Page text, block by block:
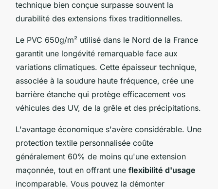
technique bien conçue surpasse souvent la
durabilité des extensions fixes traditionnelles.
Le PVC 650g/m² utilisé dans le Nord de la France
garantit une longévité remarquable face aux
variations climatiques. Cette épaisseur technique,
associée à la soudure haute fréquence, crée une
barrière étanche qui protège efficacement vos
véhicules des UV, de la grêle et des précipitations.
L'avantage économique s'avère considérable. Une
protection textile personnalisée coûte
généralement 60% de moins qu'une extension
maçonnée, tout en offrant une flexibilité d'usage
incomparable. Vous pouvez la démonter